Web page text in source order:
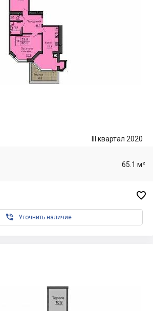
III квартал 2020
65.1 м²

 Уточнить наличие